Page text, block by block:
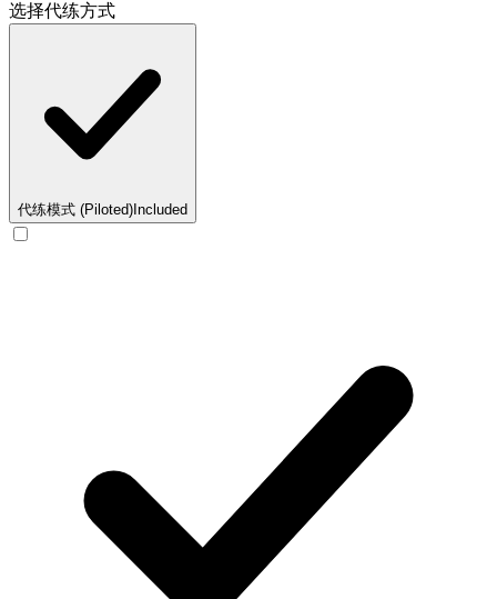
选择代练方式
代练模式 (Piloted) Included